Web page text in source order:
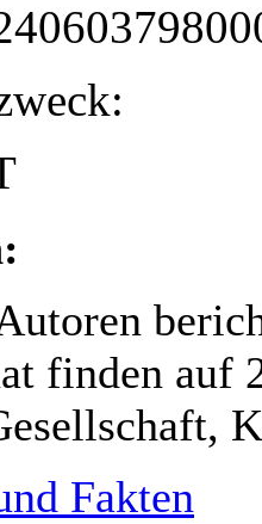
finden auf
Fakten